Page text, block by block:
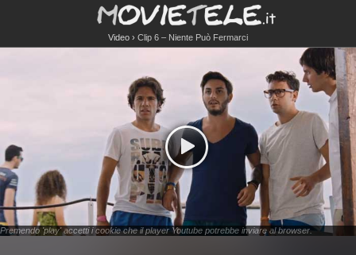
Video Clip 6 – Niente Può Fermarci
Premendo 'play' accetti i cookie che il player Youtube potrebbe inviare al browser.